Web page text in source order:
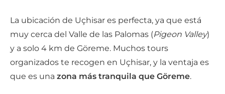
La ubicación de Uçhisar es perfecta, ya que está
muy cerca del Valle de las Palomas (Pigeon Valley)
y a solo 4 km de Göreme. Muchos tours
organizados te recogen en Uçhisar, y la ventaja es
que es una zona más tranquila que Göreme.